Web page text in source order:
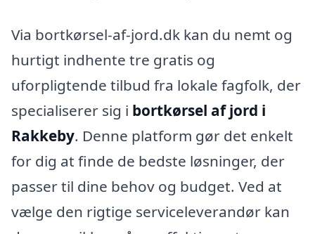
Via bortkørsel-af-jord.dk kan du nemt og
hurtigt indhente tre gratis og
uforpligtende tilbud fra lokale fagfolk, der
specialiserer sig i bortkørsel af jord i
Rakkeby. Denne platform gør det enkelt
for dig at finde de bedste løsninger, der
passer til dine behov og budget. Ved at
vælge den rigtige serviceleverandør kan